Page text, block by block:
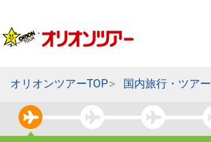
オリオンツアーTOP 国内旅行・ツアー